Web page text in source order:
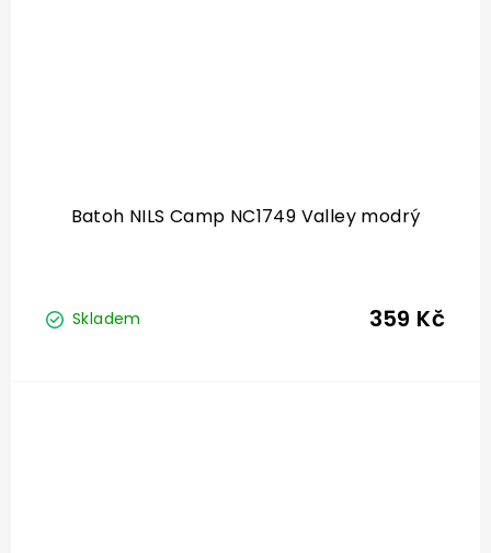
Batoh NILS Camp NC1749 Valley modrý
Skladem 359 Kč